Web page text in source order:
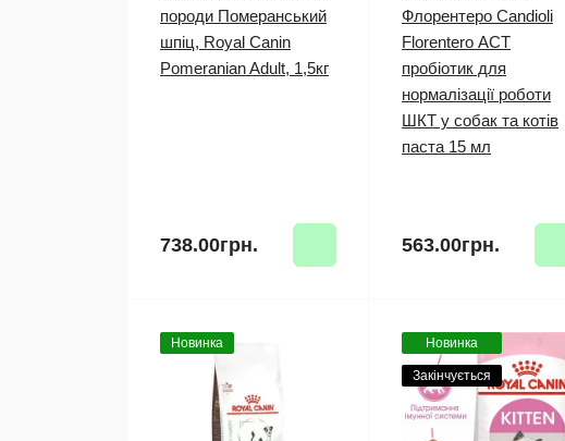
породи Померанський
шпіц, Royal Canin
Pomeranian Adult, 1,5кг
738.00грн.
Флорентеро Candioli
Florentero АСТ
пробіотик для
нормалізації роботи
ШКТ у собак та котів
паста 15 мл
563.00грн.
Новинка Новинка
Закінчується